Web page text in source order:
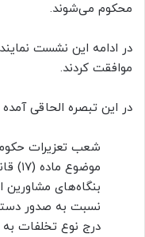
محکوم می‌شوند.
در ادامه این نشست
موافقت کردند.
در این تبصره الحاقی
شعب تعزیرات
نسبت به صدور
درج نوع تخلفات